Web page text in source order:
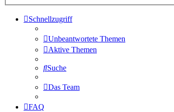
Schnellzugriff
Unbeantwortete Themen
Aktive Themen
Suche
Das Team
FAQ